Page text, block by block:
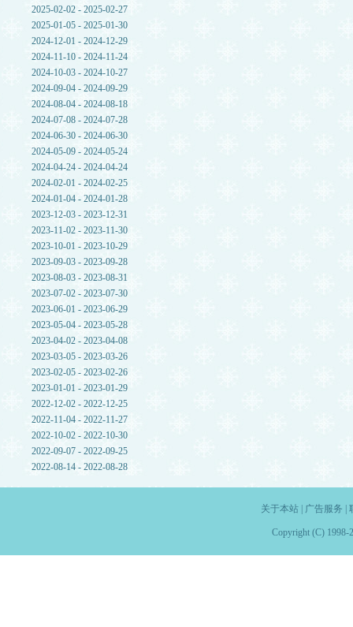
2025-02-02 - 2025-02-27
2025-01-05 - 2025-01-30
2024-12-01 - 2024-12-29
2024-11-10 - 2024-11-24
2024-10-03 - 2024-10-27
2024-09-04 - 2024-09-29
2024-08-04 - 2024-08-18
2024-07-08 - 2024-07-28
2024-06-30 - 2024-06-30
2024-05-09 - 2024-05-24
2024-04-24 - 2024-04-24
2024-02-01 - 2024-02-25
2024-01-04 - 2024-01-28
2023-12-03 - 2023-12-31
2023-11-02 - 2023-11-30
2023-10-01 - 2023-10-29
2023-09-03 - 2023-09-28
2023-08-03 - 2023-08-31
2023-07-02 - 2023-07-30
2023-06-01 - 2023-06-29
2023-05-04 - 2023-05-28
2023-04-02 - 2023-04-08
2023-03-05 - 2023-03-26
2023-02-05 - 2023-02-26
2023-01-01 - 2023-01-29
2022-12-02 - 2022-12-25
2022-11-04 - 2022-11-27
2022-10-02 - 2022-10-30
2022-09-07 - 2022-09-25
2022-08-14 - 2022-08-28
关于本站| 广告服务
Copyright (C) 1998-